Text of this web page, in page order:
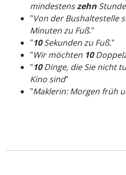
mindestenszehn
"Von der Bushaltestelle
Minuten zu Fuß."
"10Sekunden zu Fuß."
"Wir möchten 10
"10Dinge, die Sie nicht
Kino sind"
"Maklerin: Morgen früh